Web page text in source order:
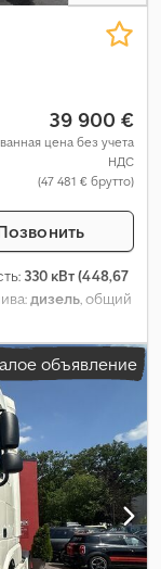
39 900 €
цена без учета
НДС
(47 481 € брутто)
330 кВт (448,67
дизель, общий
, класс
полный
(ESP)
объявление